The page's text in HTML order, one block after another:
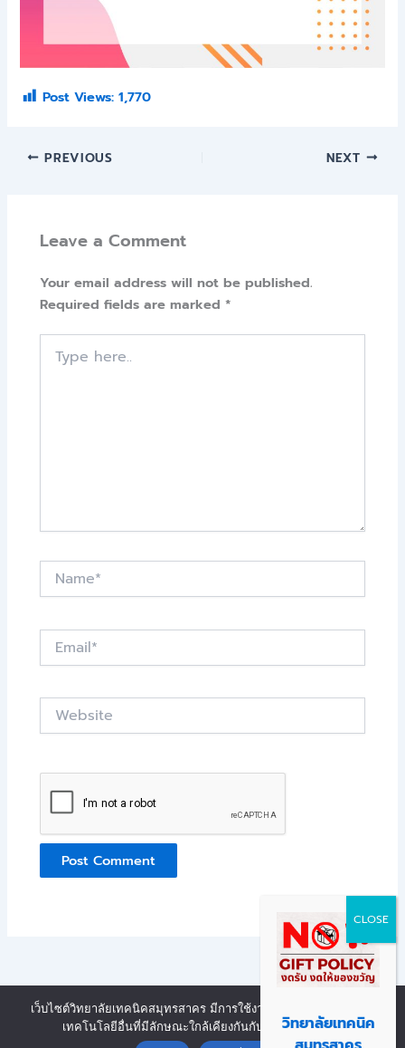
Post Views: 1,770
PREVIOUS NEXT
Leave a Comment
Your email address will not be published.
Required fields are marked*
here..
Name*
Email*
Website
Copyright © 2026 | Powered by งานศูนย์ข้อมูลสารสนเทศ วิทยาลัย
เทคนิคสมุทรสาคร
วิทยาลัยเทคนิค
เว็บไซต์วิทยาลัยเทคนิคสมุทรสาคร มีการใช้งานเทคโนโลยีคุกกี้ หรือ
เทคโนโลยีอื่นที่มีลักษณะใกล้เคียงกันกับคุกกี้ บนเว็บไซต์
Contact us